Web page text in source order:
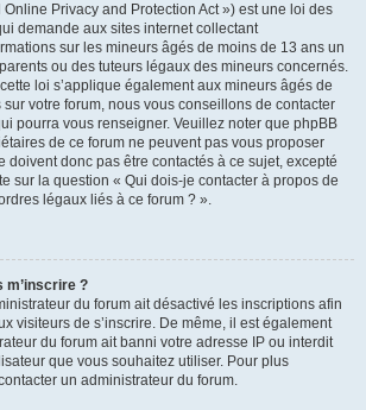
Online Privacy and Protection Act ») est une loi des
demande aux sites internet collectant
sur les mineurs âgés de moins de 13 ans un
ou des tuteurs légaux des mineurs concernés.
loi s’applique également aux mineurs âgés de
votre forum, nous vous conseillons de contacter
pourra vous renseigner. Veuillez noter que phpBB
de ce forum ne peuvent pas vous proposer
doivent donc pas être contactés à ce sujet, excepté
sur la question « Qui dois-je contacter à propos de
légaux liés à ce forum ? ».
m’inscrire ?
du forum ait désactivé les inscriptions afin
visiteurs de s’inscrire. De même, il est également
du forum ait banni votre adresse IP ou interdit
que vous souhaitez utiliser. Pour plus
un administrateur du forum.